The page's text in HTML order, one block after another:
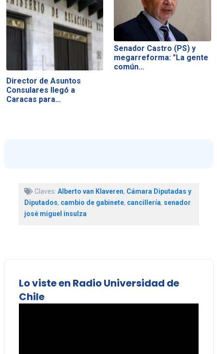
Director de Asuntos
Consulares llegó a
Caracas para…
Senador Castro (PS) y
megarreforma: "La gente
común…
Claves: Alberto van Klaveren, Cámara Diputadas y
Diputados, cambio de gabinete, cancillería, senador
josé miguel insulza
Lo viste en Radio Universidad de
Chile